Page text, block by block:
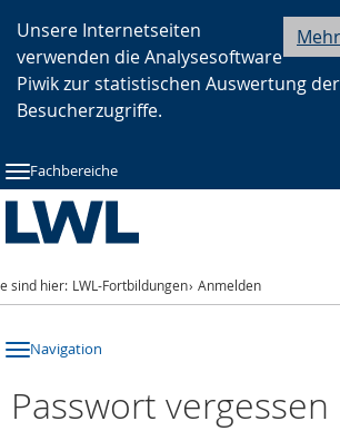
Inhalt
Unsere Internetseiten
verwenden die Analysesoftware
Piwik zur statistischen Auswertung der
Besucherzugriffe.
Fachbereiche
sind hier: LWL-Fortbildungen Anmelden
Navigation
Passwort vergessen